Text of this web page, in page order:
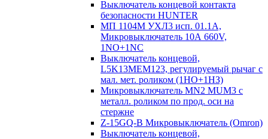
Выключатель концевой контакта
безопасности HUNTER
МП 1104М УХЛ3 исп. 01.1А,
Микровыключатель 10А 660V,
1NO+1NC
Выключатель концевой,
L5K13MEM123, регулируемый рычаг с
мал. мет. роликом (1НО+1НЗ)
Микровыключатель MN2 MUM3 с
металл. роликом по прод. оси на
стержне
Z-15GQ-B Микровыключатель (Omron)
Выключатель концевой,